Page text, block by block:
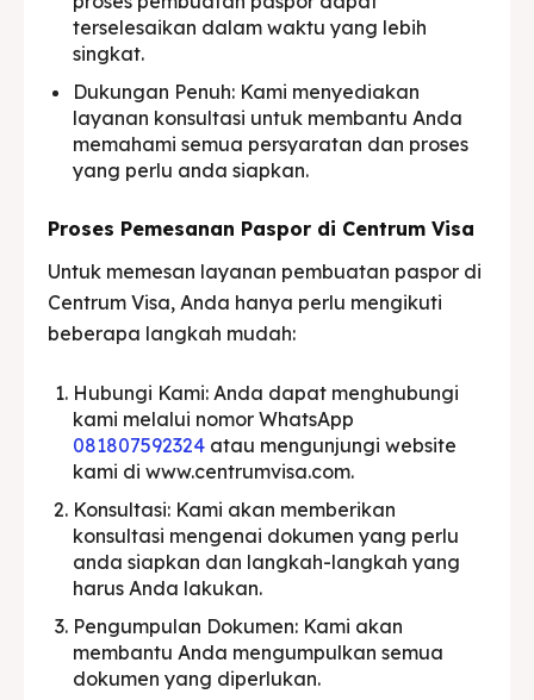
terselesaikan dalam waktu yang lebih
singkat.
Dukungan Penuh: Kami menyediakan
layanan konsultasi untuk membantu Anda
memahami semua persyaratan dan proses
yang perlu anda siapkan.
Proses Pemesanan Paspor di Centrum Visa
Untuk memesan layanan pembuatan paspor di
Centrum Visa, Anda hanya perlu mengikuti
beberapa langkah mudah:
Hubungi Kami: Anda dapat menghubungi
kami melalui nomor WhatsApp
081807592324 atau mengunjungi website
kami di www.centrumvisa.com.
Konsultasi: Kami akan memberikan
konsultasi mengenai dokumen yang perlu
anda siapkan dan langkah-langkah yang
harus Anda lakukan.
Pengumpulan Dokumen: Kami akan
membantu Anda mengumpulkan semua
dokumen yang diperlukan.